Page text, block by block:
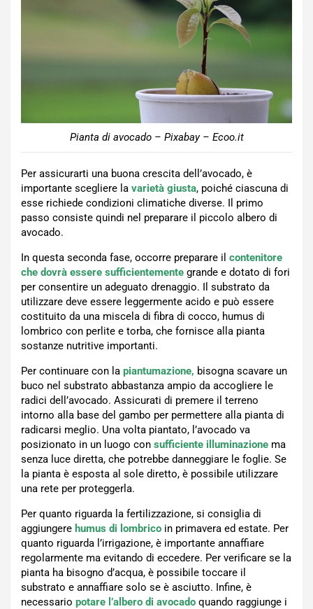
Pianta di avocado – Pixabay – Ecoo.it
Per assicurarti una buona crescita dell’avocado, è
importante scegliere la varietà giusta, poiché ciascuna di
esse richiede condizioni climatiche diverse. Il primo
passo consiste quindi nel preparare il piccolo albero di
avocado.
In questa seconda fase, occorre preparare il contenitore
che dovrà essere sufficientemente grande e dotato di fori
per consentire un adeguato drenaggio. Il substrato da
utilizzare deve essere leggermente acido e può essere
costituito da una miscela di fibra di cocco, humus di
lombrico con perlite e torba, che fornisce alla pianta
sostanze nutritive importanti.
Per continuare con la piantumazione, bisogna scavare un
buco nel substrato abbastanza ampio da accogliere le
radici dell’avocado. Assicurati di premere il terreno
intorno alla base del gambo per permettere alla pianta di
radicarsi meglio. Una volta piantato, l’avocado va
posizionato in un luogo con sufficiente illuminazione ma
senza luce diretta, che potrebbe danneggiare le foglie. Se
la pianta è esposta al sole diretto, è possibile utilizzare
una rete per proteggerla.
Per quanto riguarda la fertilizzazione, si consiglia di
aggiungere humus di lombrico in primavera ed estate. Per
quanto riguarda l’irrigazione, è importante annaffiare
regolarmente ma evitando di eccedere. Per verificare se la
pianta ha bisogno d’acqua, è possibile toccare il
substrato e annaffiare solo se è asciutto. Infine, è
necessario potare l’albero di avocado quando raggiunge i